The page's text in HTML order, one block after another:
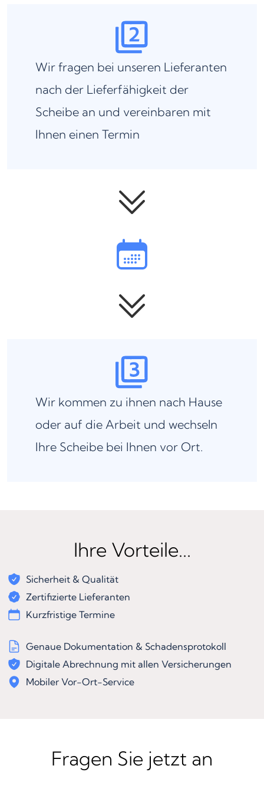
Wir fragen bei unseren Lieferanten
nach der Lieferfähigkeit der
Scheibe an und vereinbaren mit
Ihnen einen Termin
Wir kommen zu ihnen nach Hause
oder auf die Arbeit und wechseln
Ihre Scheibe bei Ihnen vor Ort.
Ihre Vorteile...
Sicherheit & Qualität
Zertifizierte Lieferanten
Kurzfristige Termine
Genaue Dokumentation & Schadensprotokoll
Digitale Abrechnung mit allen Versicherungen
Mobiler Vor-Ort-Service
Fragen Sie jetzt an